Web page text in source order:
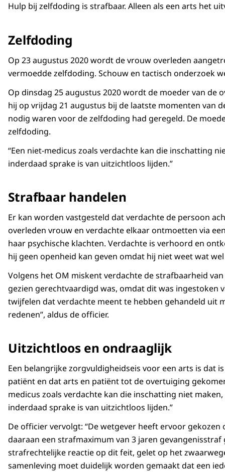
Hulp bij zelfdoding is strafbaar. Alleen als een arts het
Zelfdoding
Op 23 augustus 2020 wordt de vrouw overleden
vermoedde zelfdoding. Schouw en tactisch onderzoek
Op dinsdag 25 augustus 2020 wordt de moeder van
hij op vrijdag 21 augustus bij de laatste momenten van
nodig waren voor de zelfdoding had geregeld. De
zelfdoding.
“Een niet-medicus zoals verdachte kan die inschatting
inderdaad sprake is van uitzichtloos lijden.”
Strafbaar handelen
Er kan worden vastgesteld dat verdachte de persoon
overleden vrouw en verdachte elkaar ontmoetten via
haar psychische klachten. Verdachte is verhoord en
hij geen openheid kan geven omdat hij niet weet wat
Volgens het OM miskent verdachte de strafbaarheid
gezien gerechtvaardigd was, omdat dit was ingestoken
twijfelen dat verdachte meent te hebben gehandeld uit
redenen”, aldus de officier.
Uitzichtloos en ondraaglijk
Een belangrijke zorgvuldigheidseis voor een arts is dat
patiënt en dat arts en patiënt tot de overtuiging
medicus zoals verdachte kan die inschatting niet
inderdaad sprake is van uitzichtloos lijden.”
De officier vervolgt: “De wetgever heeft ervoor
daaraan een strafmaximum van 3 jaren
strafrechtelijke reactie op dit feit, gelet op het
samenleving moet duidelijk worden gemaakt dat een